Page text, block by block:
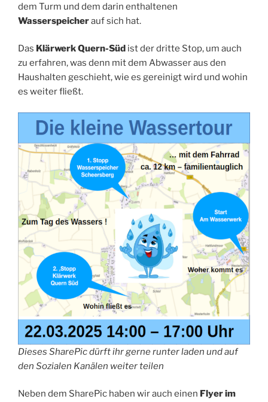
dem Turm und dem darin enthaltenen
Wasserspeicherauf sich hat.
Das Klärwerk Quern-Süd ist der dritte Stop, um auch
zu erfahren, was denn mit dem Abwasser aus den
Haushalten geschieht, wie es gereinigt wird und wohin
es weiter fließt.
Dieses SharePic dürft ihr gerne runter laden und auf
den Sozialen Kanälen weiter teilen
Neben dem SharePic haben wir auch einen Flyer im